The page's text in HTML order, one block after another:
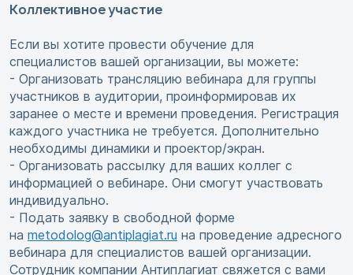
Коллективное участие
Если вы хотите провести обучение для
специалистов вашей организации, вы можете:
- Организовать трансляцию вебинара для группы
участников в аудитории, проинформировав их
заранее о месте и времени проведения. Регистрация
каждого участника не требуется. Дополнительно
необходимы динамики и проектор/экран.
- Организовать рассылку для ваших коллег с
информацией о вебинаре. Они смогут участвовать
индивидуально.
- Подать заявку в свободной форме
на metodolog@antiplagiat.ru на проведение адресного
вебинара для специалистов вашей организации.
Сотрудник компании Антиплагиат свяжется с вами